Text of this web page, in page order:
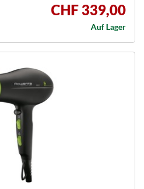
CHF 339,00
Auf Lager